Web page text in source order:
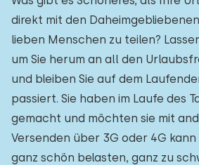
direkt mit den
lieben Menschen zu teilen?
um Sie herum an all den
und bleiben Sie auf dem
passiert. Sie haben im Laufe des
gemacht und möchten sie mit
Versenden über 3G oder 4G
ganz schön belasten, ganz zu